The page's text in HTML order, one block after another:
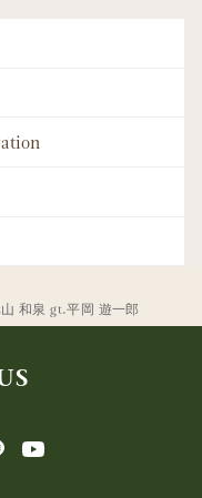
和泉 gt.平岡 遊一郎